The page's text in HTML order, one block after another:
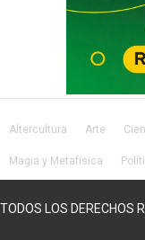
Altercultura Arte
Magia y Metafísica
TODOS LOS DERECHOS